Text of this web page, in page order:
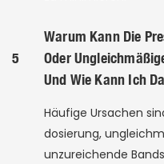
5
Warum Kann Die
Oder
Und Wie Kann Ich
Häufige Ursachen
dosierung,
unzureichende